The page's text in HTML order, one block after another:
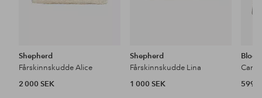
Shepherd
Fårskinnskudde Alice
2 000 SEK
Shepherd
Fårskinnskudde Lina
1 000 SEK
599